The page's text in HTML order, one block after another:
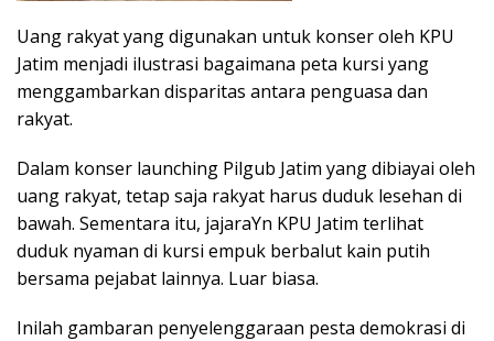
Uang rakyat yang digunakan untuk konser oleh KPU
Jatim menjadi ilustrasi bagaimana peta kursi yang
menggambarkan disparitas antara penguasa dan
rakyat.
Dalam konser launching Pilgub Jatim yang dibiayai oleh
uang rakyat, tetap saja rakyat harus duduk lesehan di
bawah. Sementara itu, jajaraYn KPU Jatim terlihat
duduk nyaman di kursi empuk berbalut kain putih
bersama pejabat lainnya. Luar biasa.
Inilah gambaran penyelenggaraan pesta demokrasi di